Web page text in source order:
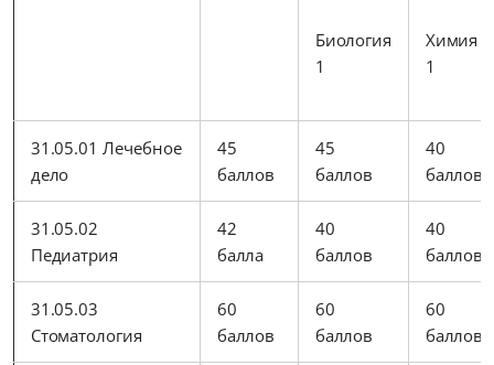
Биология
1
Химия
1
31.05.01 Лечебное
дело
45
баллов
45
баллов
40
баллов
31.05.02
Педиатрия
42
балла
40
баллов
40
баллов
31.05.03
Стоматология
60
баллов
60
баллов
60
баллов